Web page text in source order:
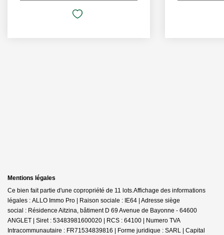
Mentions légales
Ce bien fait partie d'une copropriété de 11 lots.Affichage des informations
légales : ALLO Immo Pro | Raison sociale : IE64 | Adresse siège
social : Résidence Aitzina, bâtiment D 69 Avenue de Bayonne - 64600
ANGLET | Siret : 53483981600020 | RCS : 64100 | Numero TVA
Intracommunautaire : FR71534839816 | Forme juridique : SARL | Capital